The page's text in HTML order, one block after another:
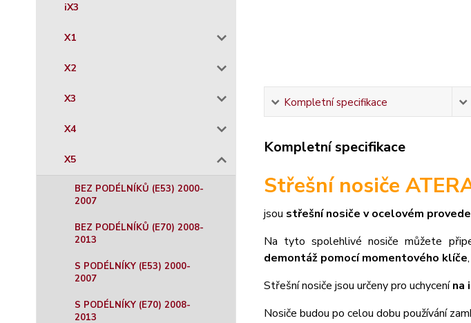
iX3
X1
X2
X3
X4
X5
BEZ PODÉLNÍKŮ (E53) 2000-
2007
BEZ PODÉLNÍKŮ (E70) 2008-
2013
S PODÉLNÍKY (E53) 2000-
2007
S PODÉLNÍKY (E70) 2008-
2013
Kompletní specifikace
Kompletní specifikace
Střešní nosiče
jsou střešní nosiče v ocelovém
Na tyto spolehlivé nosiče můžete
demontáž pomocí momentového klíče
Střešní nosiče jsou určeny pro uchycenína
Nosiče budou po celou dobu používání